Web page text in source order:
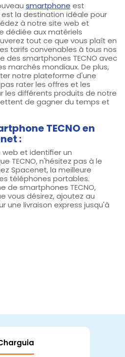
smartphone est
la destination idéale pour
à notre site web et
dédiée aux matériels
tout ce que vous plaît en
tarifs convenables à tous nos
des smartphones TECNO avec
marchés mondiaux. De plus,
notre plateforme d'une
rater les offres et les
les différents produits de notre
de gagner du temps et
TECNO en
:
et identifier un
TECNO, n'hésitez pas à le
Spacenet, la meilleure
téléphones portables.
de smartphones TECNO,
vous désirez, ajoutez au
une livraison express jusqu'à